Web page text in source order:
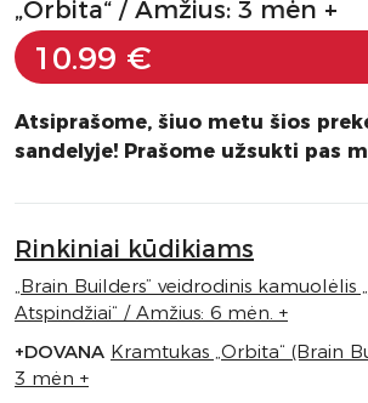
„Orbita“ / Amžius: 3 mėn +
10.99 €
Atsiprašome, šiuo metu šios
sandelyje! Prašome užsukti pas
Rinkiniai kūdikiams
„Brain Builders” veidrodinis kamuolėlis
Atspindžiai“ / Amžius: 6 mėn. +
+DOVANA Kramtukas „Orbita“ (Brain
3 mėn +